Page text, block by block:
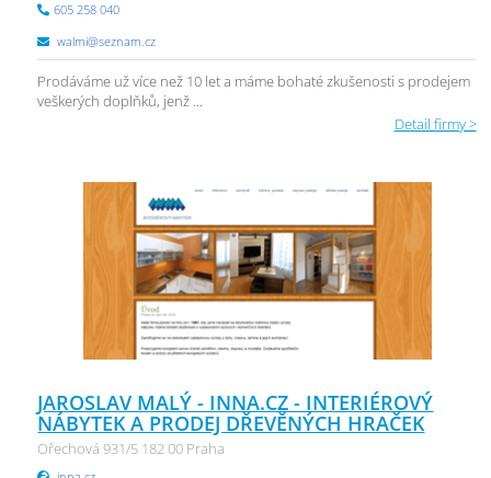
605 258 040
walmi@seznam.cz
Prodáváme už více než 10 let a máme bohaté zkušenosti s prodejem
veškerých doplňků, jenž ...
Detail firmy >
JAROSLAV MALÝ - INNA.CZ - INTERIÉROVÝ
NÁBYTEK A PRODEJ DŘEVĚNÝCH HRAČEK
Ořechová 931/5 182 00 Praha